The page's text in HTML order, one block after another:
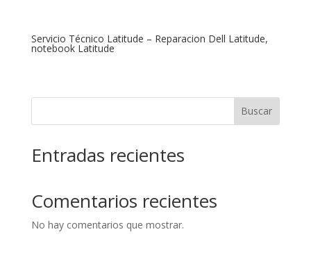
Servicio Técnico Latitude – Reparacion Dell Latitude,
notebook Latitude
Buscar
Entradas recientes
Comentarios recientes
No hay comentarios que mostrar.